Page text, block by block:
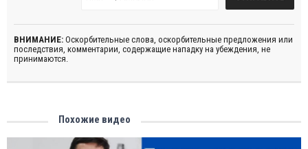
ВНИМАНИЕ: Оскорбительные слова, оскорбительные предложения или
последствия, комментарии, содержащие нападку на убеждения, не
принимаются.
Похожие видео